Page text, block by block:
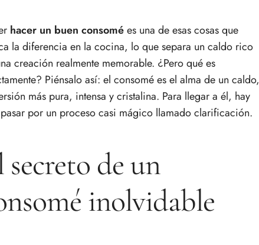
hacer un buen consomées una de esas cosas que
la diferencia en la cocina, lo que separa un caldo rico
creación realmente memorable. ¿Pero qué es
Piénsalo así: el consomé es el alma de un caldo,
más pura, intensa y cristalina. Para llegar a él, hay
por un proceso casi mágico llamado clarificación.
secreto de un
inolvidable